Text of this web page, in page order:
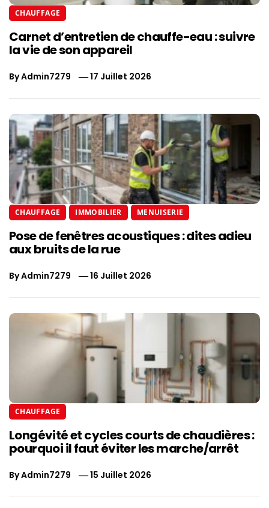
CHAUFFAGE
Carnet d’entretien de chauffe-eau : suivre
la vie de son appareil
ByAdmin7279 17 Juillet 2026
CHAUFFAGE IMMOBILIER MENUISERIE
Pose de fenêtres acoustiques : dites adieu
aux bruits de la rue
ByAdmin7279 16 Juillet 2026
CHAUFFAGE
Longévité et cycles courts de chaudières :
pourquoi il faut éviter les marche/arrêt
ByAdmin7279 15 Juillet 2026